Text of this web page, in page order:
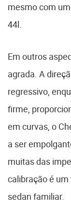
mesmo com
44l.
Em outros
agrada. A
regressivo,
firme,
em curvas, o
a ser
muitas das
calibração é
sedan familiar.